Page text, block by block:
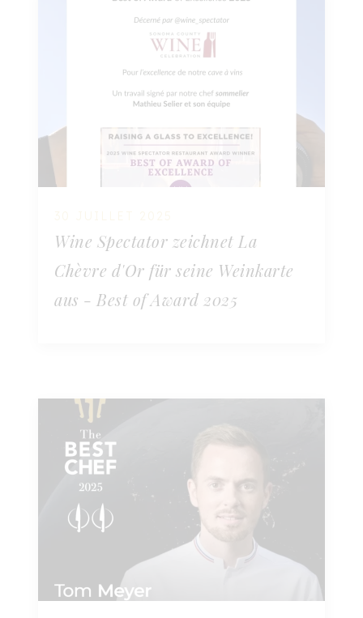
Wine Spectator zeichnet La
Chèvre d'Or für seine Weinkarte
aus - Best of Award 2025